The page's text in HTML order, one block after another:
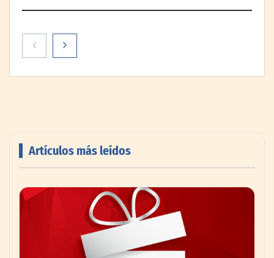
impulsando la colaboración en el sector
Artículos más leídos